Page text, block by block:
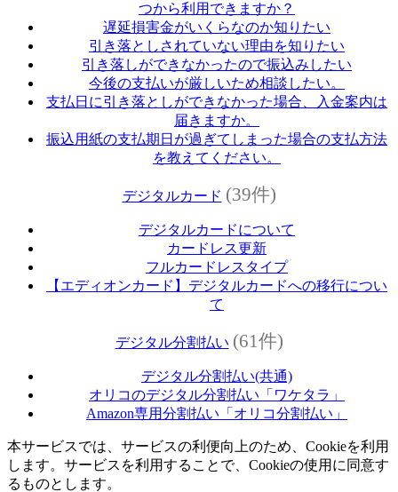
つから利用できますか？
遅延損害金がいくらなのか知りたい
引き落としされていない理由を知りたい
引き落しができなかったので振込みしたい
今後の支払いが厳しいため相談したい。
支払日に引き落としができなかった場合、入金案内は
届きますか。
振込用紙の支払期日が過ぎてしまった場合の支払方法
を教えてください。
デジタルカード (39件)
デジタルカードについて
カードレス更新
フルカードレスタイプ
【エディオンカード】デジタルカードへの移行につい
て
デジタル分割払い (61件)
デジタル分割払い(共通)
オリコのデジタル分割払い「ワケタラ」
Amazon専用分割払い「オリコ分割払い」
本サービスでは、サービスの利便向上のため、Cookieを利用
します。サービスを利用することで、Cookieの使用に同意す
るものとします。